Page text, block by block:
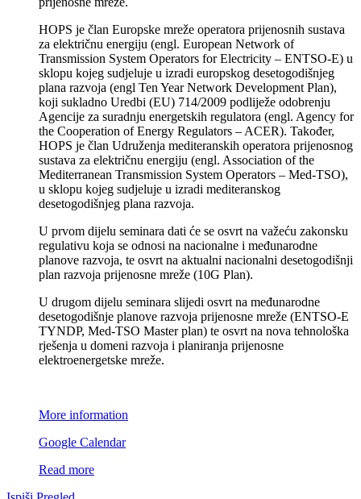
HOPS je član Europske mreže operatora prijenosnih sustava
za električnu energiju (engl. European Network of
Transmission System Operators for Electricity – ENTSO-E) u
sklopu kojeg sudjeluje u izradi europskog desetogodišnjeg
plana razvoja (engl Ten Year Network Development Plan),
koji sukladno Uredbi (EU) 714/2009 podliježe odobrenju
Agencije za suradnju energetskih regulatora (engl. Agency for
the Cooperation of Energy Regulators – ACER). Također,
HOPS je član Udruženja mediteranskih operatora prijenosnog
sustava za električnu energiju (engl. Association of the
Mediterranean Transmission System Operators – Med-TSO),
u sklopu kojeg sudjeluje u izradi mediteranskog
desetogodišnjeg plana razvoja.
U prvom dijelu seminara dati će se osvrt na važeću zakonsku
regulativu koja se odnosi na nacionalne i međunarodne
planove razvoja, te osvrt na aktualni nacionalni desetogodišnji
plan razvoja prijenosne mreže (10G Plan).
U drugom dijelu seminara slijedi osvrt na međunarodne
desetogodišnje planove razvoja prijenosne mreže (ENTSO-E
TYNDP, Med-TSO Master plan) te osvrt na nova tehnološka
rješenja u domeni razvoja i planiranja prijenosne
elektroenergetske mreže.
More information
Google Calendar
Read more